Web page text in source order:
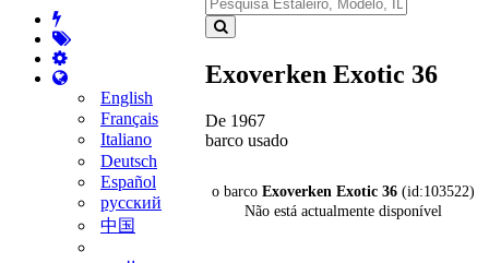
English
Français
Italiano
Deutsch
Español
русский
中国
Exoverken Exotic 36
De 1967
barco usado
o barco Exoverken Exotic 36(id:103522)
Não está actualmente disponível